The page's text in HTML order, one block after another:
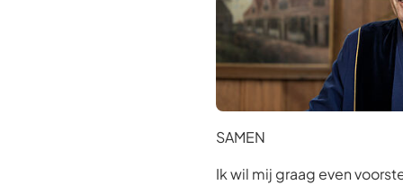
SAMEN
Ik wil mij graag even